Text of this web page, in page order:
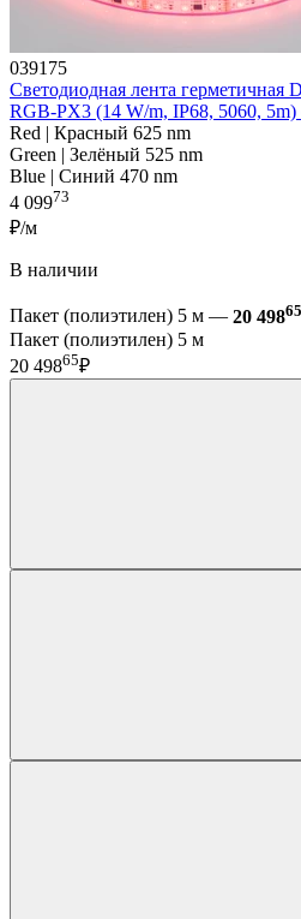
039175
Светодиодная лента герметичная
RGB-PX3 (14 W/m, IP68, 5060,
Red | Красный 625 nm
Green | Зелёный 525 nm
Blue | Синий 470 nm
4 09973
₽/м
В наличии
Пакет (полиэтилен) 5 м — 20 49865
Пакет (полиэтилен) 5 м
20 49865₽